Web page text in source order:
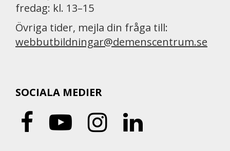
fredag: kl. 13–15
Övriga tider, mejla din fråga till:
webbutbildningar@demenscentrum.se
SOCIALA MEDIER